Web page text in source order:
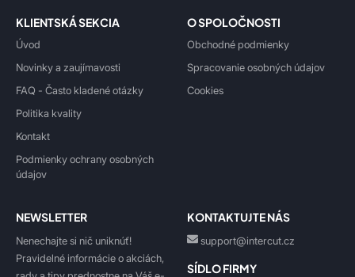
KLIENTSKÁ SEKCIA
Úvod
Novinky a zaujímavosti
FAQ - Často kladené otázky
Politika kvality
Kontakt
Podmienky ochrany osobných
údajov
O SPOLOČNOSTI
Obchodné podmienky
Spracovanie osobných údajov
Cookies
NEWSLETTER
Nenechajte si nič uniknúť!
Pravidelné informácie o akciách,
KONTAKTUJTE NÁS
support@intercut.cz
SÍDLO FIRMY